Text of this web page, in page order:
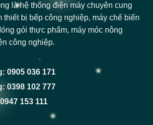
là hệ thống điện máy chuyên cung
thiết bị bếp công nghiệp, máy chế biến
gói thực phẩm, máy móc nông
công nghiệp.
0905 036 171
0398 102 777
153 111